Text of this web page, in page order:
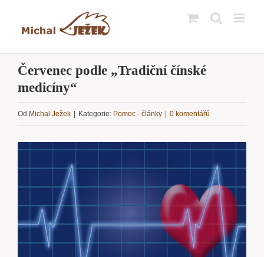
Červenec podle „Tradiční čínské
medicíny“
Od Michal Ježek Kategorie: Pomoc - články 0 komentářů
Zobrazit
větší